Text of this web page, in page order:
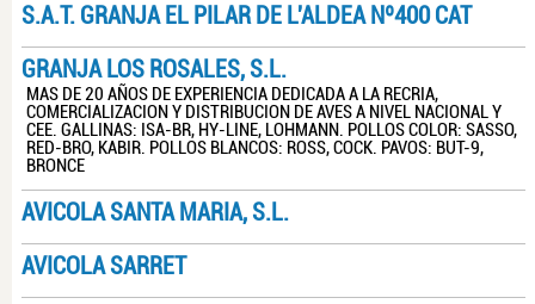
S.A.T. GRANJA EL PILAR DE L'ALDEA Nº400 CAT
GRANJA LOS ROSALES, S.L.
MAS DE 20 AÑOS DE EXPERIENCIA DEDICADA A LA RECRIA,
COMERCIALIZACION Y DISTRIBUCION DE AVES A NIVEL NACIONAL Y
CEE. GALLINAS: ISA-BR, HY-LINE, LOHMANN. POLLOS COLOR: SASSO,
RED-BRO, KABIR. POLLOS BLANCOS: ROSS, COCK. PAVOS: BUT-9,
BRONCE
AVICOLA SANTA MARIA, S.L.
AVICOLA SARRET